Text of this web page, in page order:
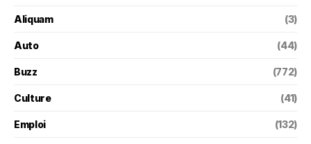
Aliquam (3)
Auto (44)
Buzz (772)
Culture (41)
Emploi (132)